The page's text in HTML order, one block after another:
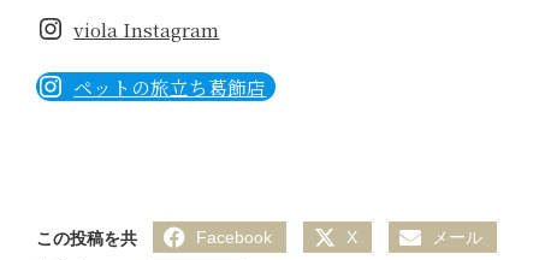
viola Instagram
ペットの旅立ち葛飾店
この投稿を共
Facebook X メール